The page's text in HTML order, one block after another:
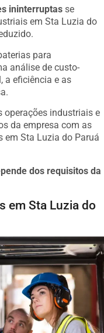
ininterruptas se
em Sta Luzia do
para
análise de custo-
a eficiência e as
operações industriais e
da empresa com as
em Sta Luzia do Paruá
dos requisitos da
em Sta Luzia do